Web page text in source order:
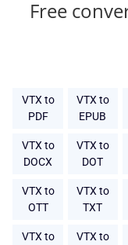
Free
VTX to
PDF
VTX to
EPUB
VTX to
DOCX
VTX to
DOT
VTX to
OTT
VTX to
TXT
VTX to
VTX to